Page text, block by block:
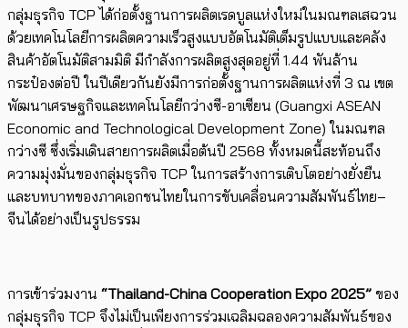
กลุ่มธุรกิจ TCP ได้ก่อตั้งฐานการผลิตเรดบูลแห่งใหม่ในมณฑลเสฉวน
ด้วยเทคโนโลยีการผลิตความเร็วสูงแบบอัตโนมัติเต็มรูปแบบและคลัง
สินค้าอัตโนมัติสามมิติ มีกำลังการผลิตสูงสุดอยู่ที่ 1.44 พันล้าน
กระป๋องต่อปี ในปีเดียวกันยังมีการก่อตั้งฐานการผลิตแห่งที่ 3 ณ เขต
พัฒนาเศรษฐกิจและเทคโนโลยีกว่างซี-อาเซียน (Guangxi ASEAN
Economic and Technological Development Zone) ในมณฑล
กว่างซี ซึ่งเริ่มเดินสายการผลิตเมื่อต้นปี 2568 ทั้งหมดนี้สะท้อนถึง
ความมุ่งมั่นของกลุ่มธุรกิจ TCP ในการสร้างการเติบโตอย่างยั่งยืน
และบทบาทของภาคเอกชนไทยในการขับเคลื่อนความสัมพันธ์ไทย–
จีนได้อย่างเป็นรูปธรรม
การเข้าร่วมงาน “Thailand-China Cooperation Expo 2025” ของ
กลุ่มธุรกิจ TCP จึงไม่เป็นเพียงการร่วมเฉลิมฉลองความสัมพันธ์ของ